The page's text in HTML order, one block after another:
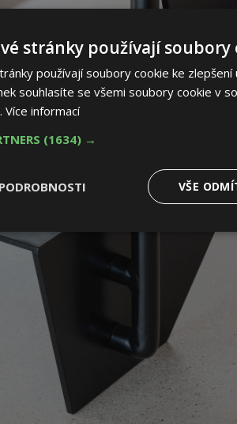
stránky používají soubory
používají soubory cookie ke zlepšení
souhlasíte se všemi soubory cookie v
Více informací
(1634) →
VŠE
Výkonové
Soubory cílení
Výkonové soubory
cookie umožňují základní funkce webových
bez nezbytně nutných souborů cookie správně